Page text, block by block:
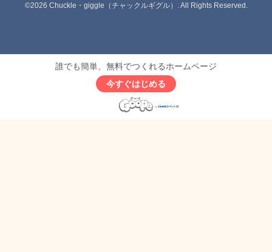
©2026 Chuckle・giggle（チャックルギグル） . All Rights Reserved.
誰でも簡単、無料でつくれるホームページ
今すぐはじめる